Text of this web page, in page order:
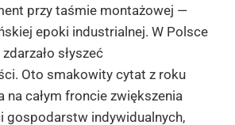
przy taśmie montażowej —
epoki industrialnej. W Polsce
słyszeć
Oto smakowity cytat z roku
na całym froncie zwiększenia
gospodarstw indywidualnych,